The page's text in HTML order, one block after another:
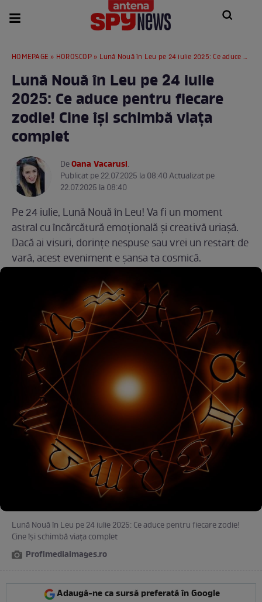
HOMEPAGE » HOROSCOP » Lună Nouă în Leu pe 24 iulie 2025: Ce aduce pentru fiecare zodie! Cine își schimbă viața complet
Lună Nouă în Leu pe 24 iulie
2025: Ce aduce pentru fiecare
zodie! Cine își schimbă viața
complet
DeOana Vacarusi.
Publicat pe 22.07.2025 la 08:40 Actualizat pe
22.07.2025 la 08:40
Pe 24 iulie, Lună Nouă în Leu! Va fi un moment
astral cu încărcătură emoțională și creativă uriașă.
Dacă ai visuri, dorințe nespuse sau vrei un restart de
vară, acest eveniment e șansa ta cosmică.
Lună Nouă în Leu pe 24 iulie 2025: Ce aduce pentru fiecare zodie!
Cine își schimbă viața complet
Profimediaimages.ro
Adaugă-ne ca sursă preferată în Google